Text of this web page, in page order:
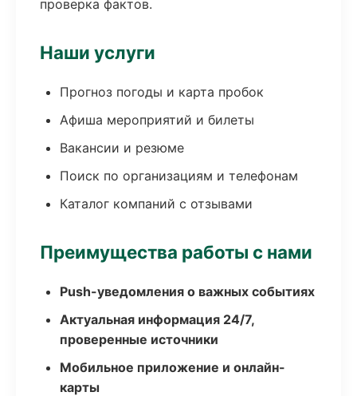
проверка фактов.
Наши услуги
Прогноз погоды и карта пробок
Афиша мероприятий и билеты
Вакансии и резюме
Поиск по организациям и телефонам
Каталог компаний с отзывами
Преимущества работы с нами
Push-уведомления о важных событиях
Актуальная информация 24/7,
проверенные источники
Мобильное приложение и онлайн-
карты